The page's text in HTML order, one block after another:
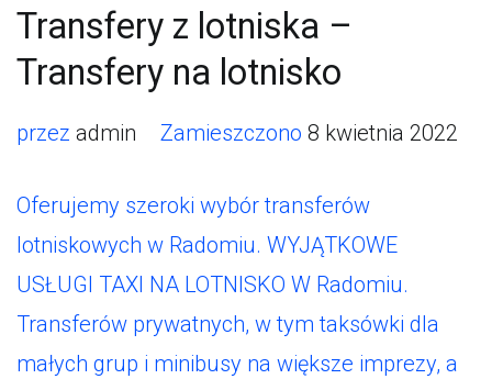
Transfery z lotniska –
Transfery na lotnisko
przez admin Zamieszczono 8 kwietnia 2022
Oferujemy szeroki wybór transferów
lotniskowych w Radomiu. WYJĄTKOWE
USŁUGI TAXI NA LOTNISKO W Radomiu.
Transferów prywatnych, w tym taksówki dla
małych grup i minibusy na większe imprezy, a